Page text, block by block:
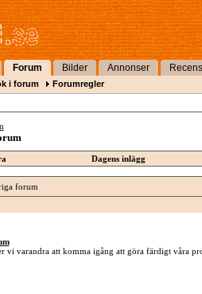
Forum Bilder Annonser
i forum Forumregler
Dagens inlägg
forum
vi varandra att komma igång att göra färdigt våra